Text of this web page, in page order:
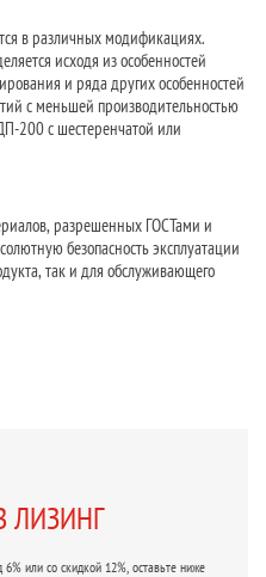
в различных модификациях.
исходя из особенностей
и ряда других особенностей
с меньшей производительностью
200 с шестеренчатой или
разрешенных ГОСТами и
безопасность эксплуатации
так и для обслуживающего
ЛИЗИНГ
или со скидкой 12%, оставьте ниже